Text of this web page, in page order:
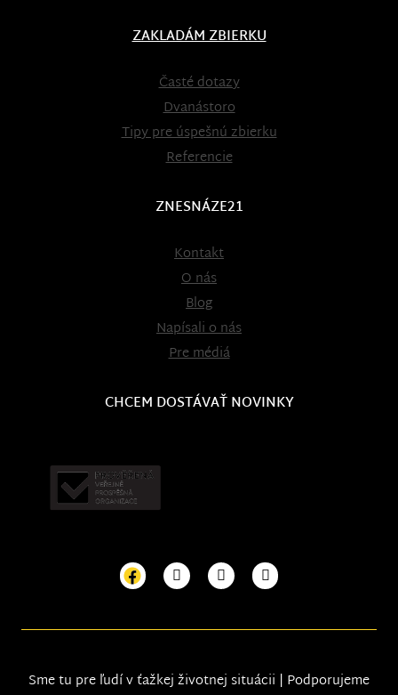
ZAKLADÁM ZBIERKU
Časté dotazy
Dvanástoro
Tipy pre úspešnú zbierku
Referencie
ZNESNÁZE21
Kontakt
O nás
Blog
Napísali o nás
Pre médiá
CHCEM DOSTÁVAŤ NOVINKY
Sme tu pre ľudí v ťažkej životnej situácii | Podporujeme